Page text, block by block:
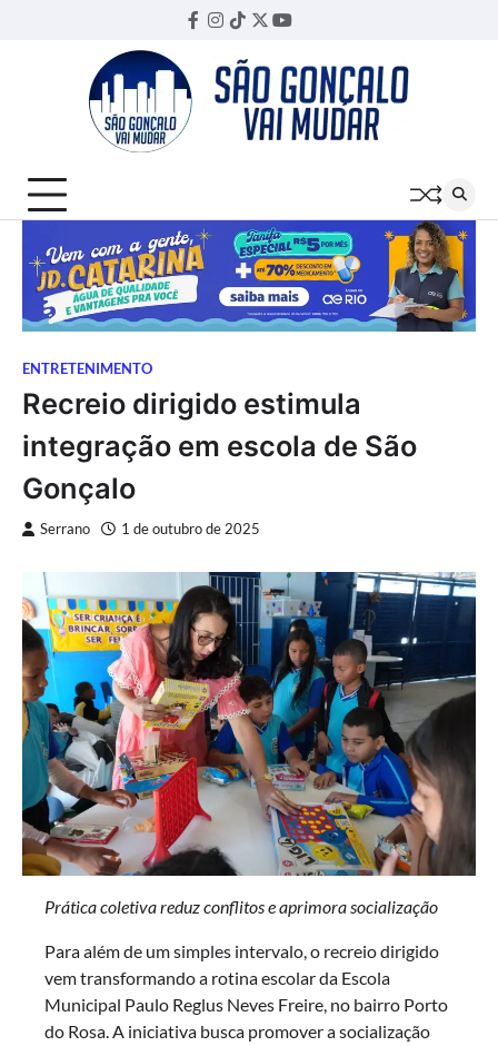
Facebook
Instagram
TikTok
TwitterYouTube
ENTRETENIMENTO
Recreio dirigido estimula
integração em escola de São
Gonçalo
Serrano 1 de outubro de 2025
Prática coletiva reduz conflitos e aprimora socialização
Para além de um simples intervalo, o recreio dirigido
vem transformando a rotina escolar da Escola
Municipal Paulo Reglus Neves Freire, no bairro Porto
do Rosa. A iniciativa busca promover a socialização